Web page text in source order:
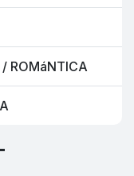
ROMáNTICA